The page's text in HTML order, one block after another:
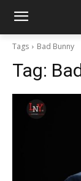
Tags Bad Bunny
Tag: